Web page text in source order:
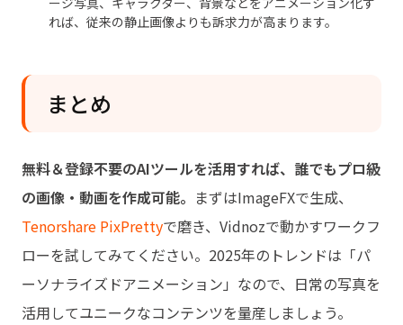
れば、従来の静止画像よりも訴求力が高まります。
まとめ
無料＆登録不要のAIツールを活用すれば、誰でもプロ級
の画像・動画を作成可能。 まずはImageFXで生成、
Tenorshare PixPrettyで磨き、Vidnozで動かすワークフ
ローを試してみてください。2025年のトレンドは「パ
ーソナライズドアニメーション」なので、日常の写真を
活用してユニークなコンテンツを量産しましょう。